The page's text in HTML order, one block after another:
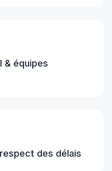
& équipes
des délais